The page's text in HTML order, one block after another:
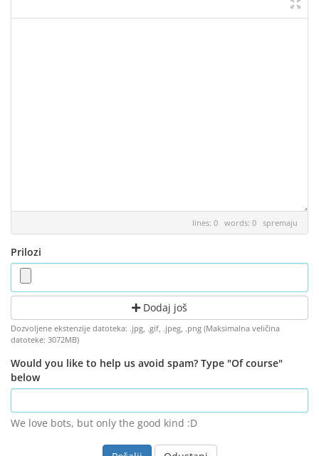
lines: 0 words: 0 spremaju
Prilozi
Dodaj još
Dozvoljene ekstenzije datoteka: .jpg, .gif, .jpeg, .png (Maksimalna veličina
datoteke: 3072MB)
Would you like to help us avoid spam? Type "Of course"
below
We love bots, but only the good kind :D